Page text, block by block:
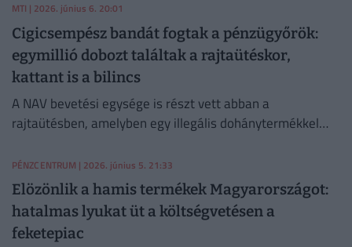
MTI | 2026. június 6. 20:01
Cigicsempész bandát fogtak a pénzügyőrök:
egymillió dobozt találtak a rajtaütéskor,
kattant is a bilincs
A NAV bevetési egysége is részt vett abban a
rajtaütésben, amelyben egy illegális dohánytermékkel
PÉNZCENTRUM | 2026. június 5. 21:33
Elözönlik a hamis termékek Magyarországot:
hatalmas lyukat üt a költségvetésen a
feketepiac